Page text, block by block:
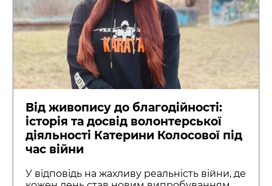
Від живопису до благодійності:
історія та досвід волонтерської
діяльності Катерини Колосової під
час війни
У відповідь на жахливу реальність війни, де